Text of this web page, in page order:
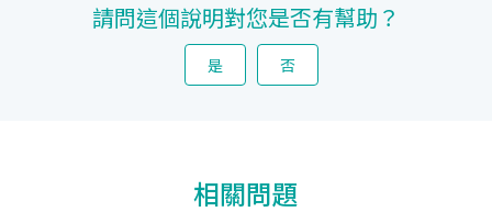
請問這個說明對您是否有幫助？
是 否
相關問題